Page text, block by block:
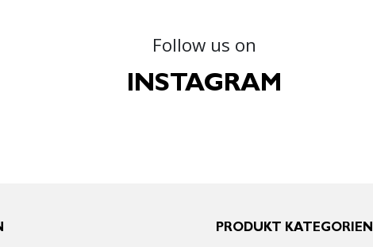
Follow us on
INSTAGRAM
PRODUKT KATEGORIEN